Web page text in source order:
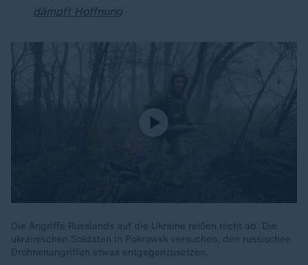
dämpft Hoffnung
Die Angriffe Russlands auf die Ukraine reißen nicht ab. Die
ukrainischen Soldaten in Pokrowsk versuchen, den russischen
Drohnenangriffen etwas entgegenzusetzen.